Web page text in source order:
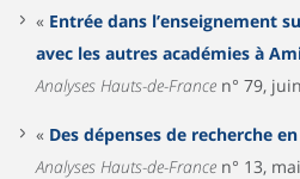
« Entrée dans l’enseignement
avec les autres académies à
Analyses Hauts-de-France n° 79,
« Des dépenses de recherche
Analyses Hauts-de-France n° 13,